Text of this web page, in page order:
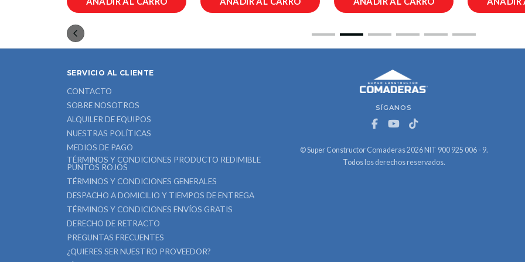
SÍGANOS
© Super Constructor Comaderas 2026 NIT 900 925 006 - 9.
Todos los derechos reservados.
SERVICIO AL CLIENTE
CONTACTO
SOBRE NOSOTROS
ALQUILER DE EQUIPOS
NUESTRAS POLÍTICAS
MEDIOS DE PAGO
TÉRMINOS Y CONDICIONES PRODUCTO REDIMIBLE
PUNTOS ROJOS
TÉRMINOS Y CONDICIONES GENERALES
DESPACHO A DOMICILIO Y TIEMPOS DE ENTREGA
TÉRMINOS Y CONDICIONES ENVÍOS GRATIS
DERECHO DE RETRACTO
PREGUNTAS FRECUENTES
¿QUIERES SER NUESTRO PROVEEDOR?